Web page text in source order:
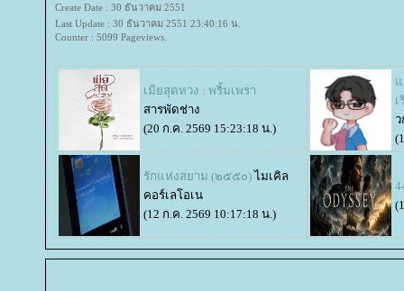
Create Date : 30 ธันวาคม 2551
Last Update : 30 ธันวาคม 2551 23:40:16 น.
Counter : 5099 Pageviews.
​​​​​​​เมียสุดหวง : พริ้มเพรา
สารพัดช่าง
(20 ก.ค. 2569 15:23:18 น.)
รักแห่งสยาม (๒๕๕๐) ไมเคิล
คอร์เลโอเน
(12 ก.ค. 2569 10:17:18 น.)